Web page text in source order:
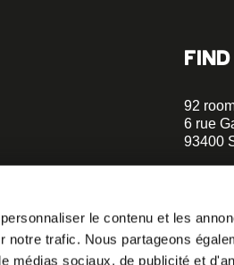
le contenu et les
notre trafic. Nous partageons
médias sociaux, de publicité et
92
6 rue
93400
Metro
walks)
Metro